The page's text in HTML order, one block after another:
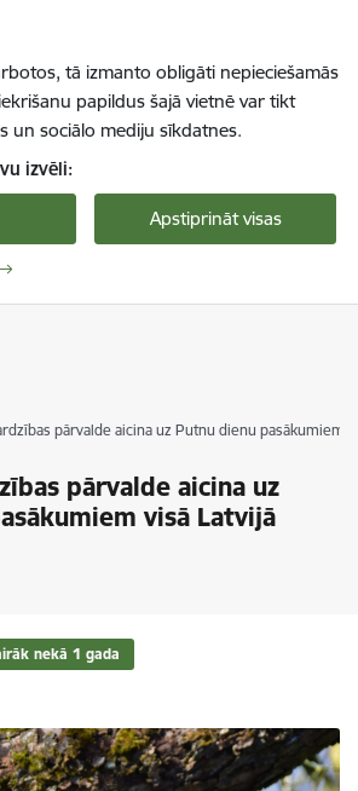
tā izmanto obligāti nepieciešamās
papildus šajā vietnē var tikt
un sociālo mediju sīkdatnes.
izvēli:
Apstiprināt visas
pārvalde aicina uz Putnu dienu pasākumiem
pārvalde aicina uz
visā Latvijā
nekā 1 gada